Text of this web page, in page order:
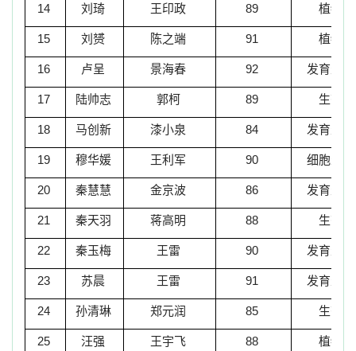
14 刘琦 王印政 89 植物学
15 刘赟 陈之端 91 植物学
16 卢呈 景海春 92 发育生
17 陆帅志 郭柯 89 生态学
18 马创新 漆小泉 84 发育生
19 穆华媛 王利军 90 细胞生
20 秦慧慧 金京波 86 发育生
21 秦天羽 蒋高明 88 生态学
22 秦玉梅 王雷 90 发育生
23 苏晨 王雷 91 发育生
24 孙清琳 郑元润 85 生态学
25 汪强 王宇飞 88 植物学